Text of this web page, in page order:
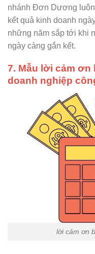
nhánh Đơn Dương
kết quả kinh doanh
những năm sắp tới khi
ngày càng gắn kết.
7. Mẫu lời cảm ơn
doanh nghiệp
lời cảm ơn